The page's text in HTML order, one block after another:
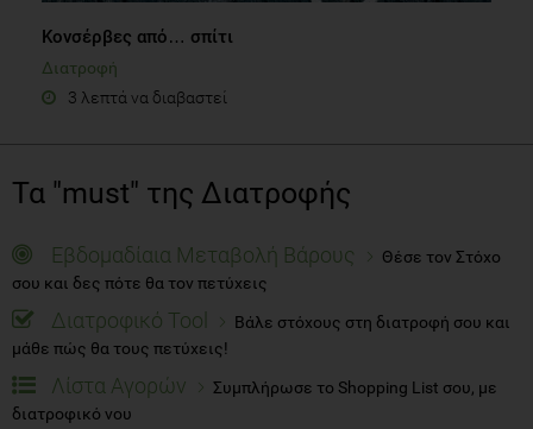
Κονσέρβες από… σπίτι
Διατροφή
3 λεπτά να διαβαστεί
Τα "must" της Διατροφής
Εβδομαδίαια Μεταβολή Βάρους
Θέσε τον Στόχο
σου και δες πότε θα τον πετύχεις
Διατροφικό Tool
Βάλε στόχους στη διατροφή σου και
μάθε πώς θα τους πετύχεις!
Λίστα Αγορών
Συμπλήρωσε το Shopping List σου, με
διατροφικό νου